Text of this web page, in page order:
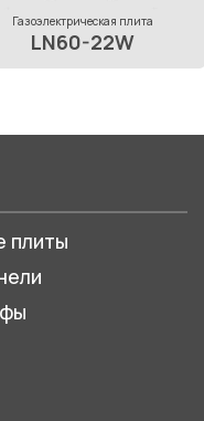
Газоэлектрическая плита
LN60-22W
плиты